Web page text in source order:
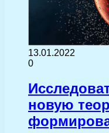
13.01.2022
0
новую